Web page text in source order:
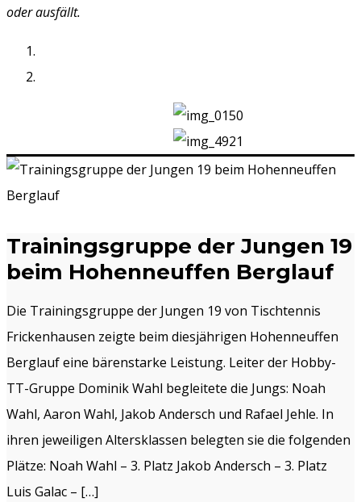
oder ausfällt.
Trainingsgruppe der Jungen 19
beim Hohenneuffen Berglauf
Die Trainingsgruppe der Jungen 19 von Tischtennis
Frickenhausen zeigte beim diesjährigen Hohenneuffen
Berglauf eine bärenstarke Leistung. Leiter der Hobby-
TT-Gruppe Dominik Wahl begleitete die Jungs: Noah
Wahl, Aaron Wahl, Jakob Andersch und Rafael Jehle. In
ihren jeweiligen Altersklassen belegten sie die folgenden
Plätze: Noah Wahl – 3. Platz Jakob Andersch – 3. Platz
Luis Galac – […]